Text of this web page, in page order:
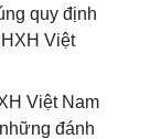
quy định
Việt
Việt Nam
đánh